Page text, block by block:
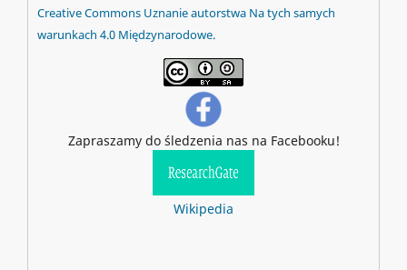
Creative Commons Uznanie autorstwa Na tych samych
warunkach 4.0 Międzynarodowe.
Zapraszamy do śledzenia nas na Facebooku!
Wikipedia